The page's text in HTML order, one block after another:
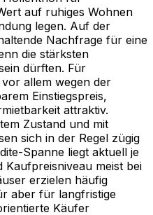
auf ruhiges Wohnen
legen. Auf der
Nachfrage für eine
die stärksten
dürften. Für
allem wegen der
Einstiegspreis,
attraktiv.
Zustand und mit
sich in der Regel zügig
Spanne liegt aktuell je
Kaufpreisniveau meist bei
erzielen häufig
aber für langfristige
Käufer